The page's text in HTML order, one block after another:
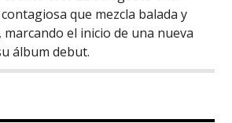
que mezcla balada y
el inicio de una nueva
álbum debut.